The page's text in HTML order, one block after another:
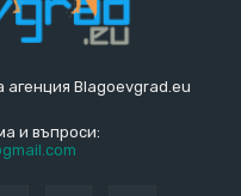
Blagoevgrad.eu
и въпроси: